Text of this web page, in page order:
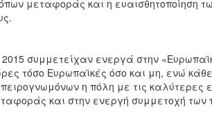
μεταφοράς και η ευαισθητοποίηση
συμμετείχαν ενεργά στην
τόσο Ευρωπαϊκές όσο και μη, ενώ
η πόλη με τις καλύτερες
και στην ενεργή συμμετοχή των